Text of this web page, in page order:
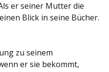
er seiner Mutter die
Blick in seine Bücher.
zu seinem
er sie bekommt,